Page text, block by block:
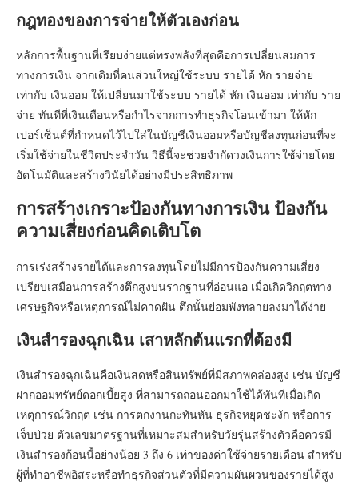
กฎทองของการจ่ายให้ตัวเองก่อน
หลักการพื้นฐานที่เรียบง่ายแต่ทรงพลังที่สุดคือการเปลี่ยนสมการ
ทางการเงิน จากเดิมที่คนส่วนใหญ่ใช้ระบบ รายได้ หัก รายจ่าย
เท่ากับ เงินออม ให้เปลี่ยนมาใช้ระบบ รายได้ หัก เงินออม เท่ากับ ราย
จ่าย ทันทีที่เงินเดือนหรือกำไรจากการทำธุรกิจโอนเข้ามา ให้หัก
เปอร์เซ็นต์ที่กำหนดไว้ไปใส่ในบัญชีเงินออมหรือบัญชีลงทุนก่อนที่จะ
เริ่มใช้จ่ายในชีวิตประจำวัน วิธีนี้จะช่วยจำกัดวงเงินการใช้จ่ายโดย
อัตโนมัติและสร้างวินัยได้อย่างมีประสิทธิภาพ
การสร้างเกราะป้องกันทางการเงิน ป้องกัน
ความเสี่ยงก่อนคิดเติบโต
การเร่งสร้างรายได้และการลงทุนโดยไม่มีการป้องกันความเสี่ยง
เปรียบเสมือนการสร้างตึกสูงบนรากฐานที่อ่อนแอ เมื่อเกิดวิกฤตทาง
เศรษฐกิจหรือเหตุการณ์ไม่คาดฝัน ตึกนั้นย่อมพังทลายลงมาได้ง่าย
เงินสำรองฉุกเฉิน เสาหลักต้นแรกที่ต้องมี
เงินสำรองฉุกเฉินคือเงินสดหรือสินทรัพย์ที่มีสภาพคล่องสูง เช่น บัญชี
ฝากออมทรัพย์ดอกเบี้ยสูง ที่สามารถถอนออกมาใช้ได้ทันทีเมื่อเกิด
เหตุการณ์วิกฤต เช่น การตกงานกะทันหัน ธุรกิจหยุดชะงัก หรือการ
เจ็บป่วย ตัวเลขมาตรฐานที่เหมาะสมสำหรับวัยรุ่นสร้างตัวคือควรมี
เงินสำรองก้อนนี้อย่างน้อย 3 ถึง 6 เท่าของค่าใช้จ่ายรายเดือน สำหรับ
ผู้ที่ทำอาชีพอิสระหรือทำธุรกิจส่วนตัวที่มีความผันผวนของรายได้สูง